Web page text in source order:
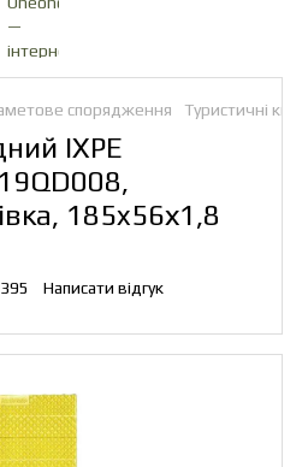
спорядження Туристичні
IXPE
185x56х1,8
Написати відгук